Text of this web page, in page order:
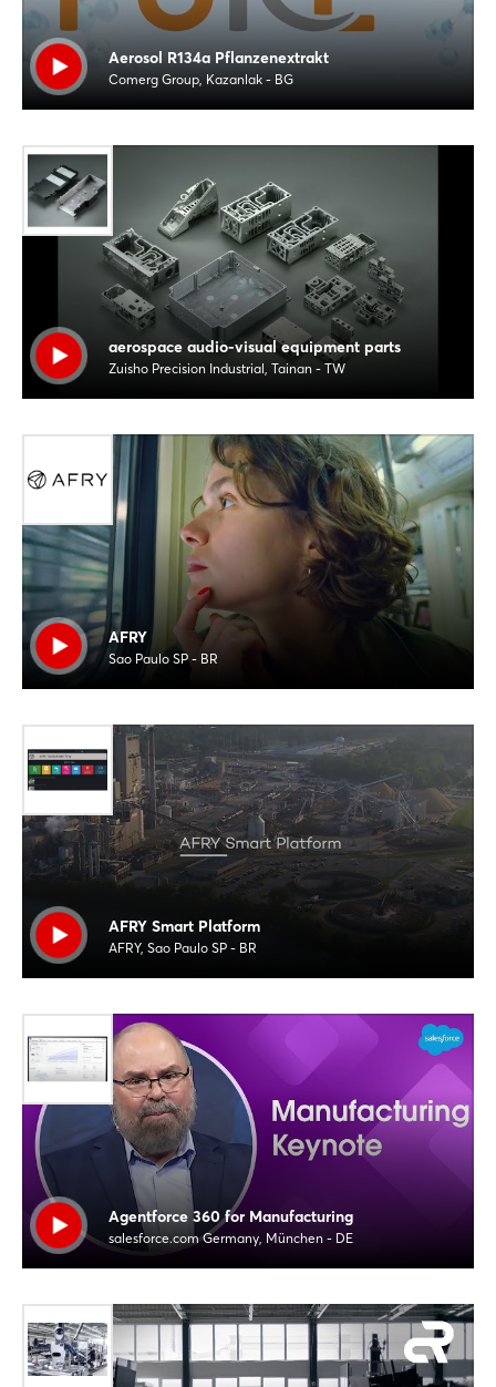
Aerosol R134a Pflanzenextrakt
Comerg Group, Kazanlak - BG
aerospace audio-visual equipment parts
Zuisho Precision Industrial, Tainan - TW
AFRY
Sao Paulo SP - BR
AFRY Smart Platform
AFRY, Sao Paulo SP - BR
Agentforce 360 for Manufacturing
salesforce.com Germany, München - DE
Login
Passwort vergessen?
Noch nicht angemeldet?
Jetzt registrieren